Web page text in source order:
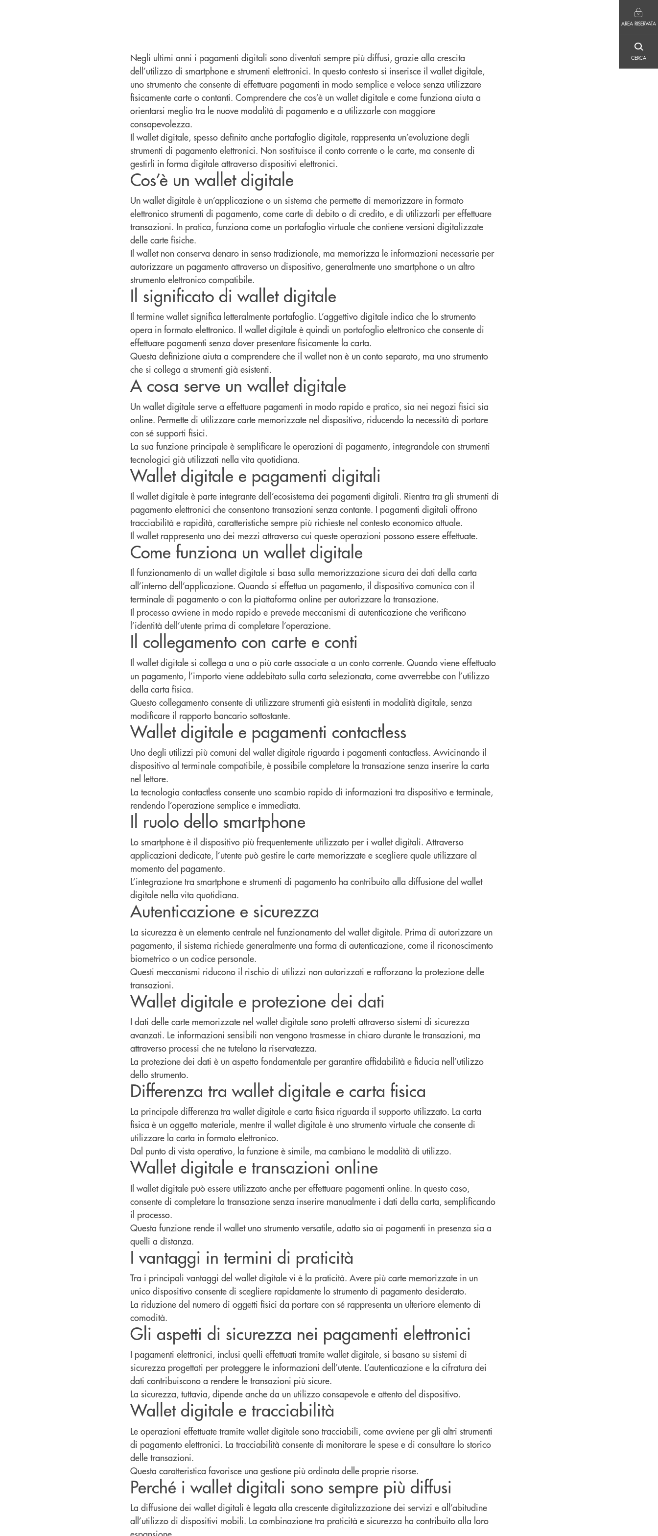
AREA RISERVATA
CERCA
Negli ultimi anni i pagamenti digitali sono diventati sempre più diffusi, grazie alla crescita
dell’utilizzo di smartphone e strumenti elettronici. In questo contesto si inserisce il wallet digitale,
uno strumento che consente di effettuare pagamenti in modo semplice e veloce senza utilizzare
fisicamente carte o contanti. Comprendere che cos’è un wallet digitale e come funziona aiuta a
orientarsi meglio tra le nuove modalità di pagamento e a utilizzarle con maggiore
consapevolezza.
Il wallet digitale, spesso definito anche portafoglio digitale, rappresenta un’evoluzione degli
strumenti di pagamento elettronici. Non sostituisce il conto corrente o le carte, ma consente di
gestirli in forma digitale attraverso dispositivi elettronici.
Cos’è un wallet digitale
Un wallet digitale è un’applicazione o un sistema che permette di memorizzare in formato
elettronico strumenti di pagamento, come carte di debito o di credito, e di utilizzarli per effettuare
transazioni. In pratica, funziona come un portafoglio virtuale che contiene versioni digitalizzate
delle carte fisiche.
Il wallet non conserva denaro in senso tradizionale, ma memorizza le informazioni necessarie per
autorizzare un pagamento attraverso un dispositivo, generalmente uno smartphone o un altro
strumento elettronico compatibile.
Il significato di wallet digitale
Il termine wallet significa letteralmente portafoglio. L’aggettivo digitale indica che lo strumento
opera in formato elettronico. Il wallet digitale è quindi un portafoglio elettronico che consente di
effettuare pagamenti senza dover presentare fisicamente la carta.
Questa definizione aiuta a comprendere che il wallet non è un conto separato, ma uno strumento
che si collega a strumenti già esistenti.
A cosa serve un wallet digitale
Un wallet digitale serve a effettuare pagamenti in modo rapido e pratico, sia nei negozi fisici sia
online. Permette di utilizzare carte memorizzate nel dispositivo, riducendo la necessità di portare
con sé supporti fisici.
La sua funzione principale è semplificare le operazioni di pagamento, integrandole con strumenti
tecnologici già utilizzati nella vita quotidiana.
Wallet digitale e pagamenti digitali
Il wallet digitale è parte integrante dell’ecosistema dei pagamenti digitali. Rientra tra gli strumenti di
pagamento elettronici che consentono transazioni senza contante. I pagamenti digitali offrono
tracciabilità e rapidità, caratteristiche sempre più richieste nel contesto economico attuale.
Il wallet rappresenta uno dei mezzi attraverso cui queste operazioni possono essere effettuate.
Come funziona un wallet digitale
Il funzionamento di un wallet digitale si basa sulla memorizzazione sicura dei dati della carta
all’interno dell’applicazione. Quando si effettua un pagamento, il dispositivo comunica con il
terminale di pagamento o con la piattaforma online per autorizzare la transazione.
Il processo avviene in modo rapido e prevede meccanismi di autenticazione che verificano
l’identità dell’utente prima di completare l’operazione.
Il collegamento con carte e conti
Il wallet digitale si collega a una o più carte associate a un conto corrente. Quando viene effettuato
un pagamento, l’importo viene addebitato sulla carta selezionata, come avverrebbe con l’utilizzo
della carta fisica.
Questo collegamento consente di utilizzare strumenti già esistenti in modalità digitale, senza
modificare il rapporto bancario sottostante.
Wallet digitale e pagamenti contactless
Uno degli utilizzi più comuni del wallet digitale riguarda i pagamenti contactless. Avvicinando il
dispositivo al terminale compatibile, è possibile completare la transazione senza inserire la carta
nel lettore.
La tecnologia contactless consente uno scambio rapido di informazioni tra dispositivo e terminale,
rendendo l’operazione semplice e immediata.
Il ruolo dello smartphone
Lo smartphone è il dispositivo più frequentemente utilizzato per i wallet digitali. Attraverso
applicazioni dedicate, l’utente può gestire le carte memorizzate e scegliere quale utilizzare al
momento del pagamento.
L’integrazione tra smartphone e strumenti di pagamento ha contribuito alla diffusione del wallet
digitale nella vita quotidiana.
Autenticazione e sicurezza
La sicurezza è un elemento centrale nel funzionamento del wallet digitale. Prima di autorizzare un
pagamento, il sistema richiede generalmente una forma di autenticazione, come il riconoscimento
biometrico o un codice personale.
Questi meccanismi riducono il rischio di utilizzi non autorizzati e rafforzano la protezione delle
transazioni.
Wallet digitale e protezione dei dati
I dati delle carte memorizzate nel wallet digitale sono protetti attraverso sistemi di sicurezza
avanzati. Le informazioni sensibili non vengono trasmesse in chiaro durante le transazioni, ma
attraverso processi che ne tutelano la riservatezza.
La protezione dei dati è un aspetto fondamentale per garantire affidabilità e fiducia nell’utilizzo
dello strumento.
Differenza tra wallet digitale e carta fisica
La principale differenza tra wallet digitale e carta fisica riguarda il supporto utilizzato. La carta
fisica è un oggetto materiale, mentre il wallet digitale è uno strumento virtuale che consente di
utilizzare la carta in formato elettronico.
Dal punto di vista operativo, la funzione è simile, ma cambiano le modalità di utilizzo.
Wallet digitale e transazioni online
Il wallet digitale può essere utilizzato anche per effettuare pagamenti online. In questo caso,
consente di completare la transazione senza inserire manualmente i dati della carta, semplificando
il processo.
Questa funzione rende il wallet uno strumento versatile, adatto sia ai pagamenti in presenza sia a
quelli a distanza.
I vantaggi in termini di praticità
Tra i principali vantaggi del wallet digitale vi è la praticità. Avere più carte memorizzate in un
unico dispositivo consente di scegliere rapidamente lo strumento di pagamento desiderato.
La riduzione del numero di oggetti fisici da portare con sé rappresenta un ulteriore elemento di
comodità.
Gli aspetti di sicurezza nei pagamenti elettronici
I pagamenti elettronici, inclusi quelli effettuati tramite wallet digitale, si basano su sistemi di
sicurezza progettati per proteggere le informazioni dell’utente. L’autenticazione e la cifratura dei
dati contribuiscono a rendere le transazioni più sicure.
La sicurezza, tuttavia, dipende anche da un utilizzo consapevole e attento del dispositivo.
Wallet digitale e tracciabilità
Le operazioni effettuate tramite wallet digitale sono tracciabili, come avviene per gli altri strumenti
di pagamento elettronici. La tracciabilità consente di monitorare le spese e di consultare lo storico
delle transazioni.
Questa caratteristica favorisce una gestione più ordinata delle proprie risorse.
Perché i wallet digitali sono sempre più diffusi
La diffusione dei wallet digitali è legata alla crescente digitalizzazione dei servizi e all’abitudine
all’utilizzo di dispositivi mobili. La combinazione tra praticità e sicurezza ha contribuito alla loro